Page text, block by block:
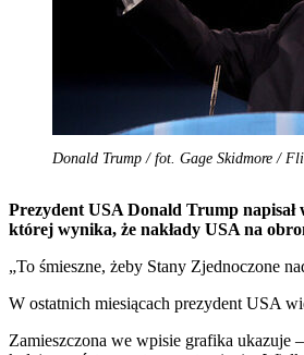
Donald Trump / fot. Gage Skidmore /
Prezydent USA Donald Trump
której wynika, że nakłady USA na
„To śmieszne, żeby Stany Zjednoczone
W ostatnich miesiącach prezydent USA
Zamieszczona we wpisie grafika